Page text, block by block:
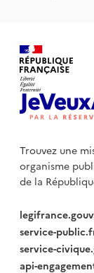
Trouvez une
organisme
de la
service-
service-
api-